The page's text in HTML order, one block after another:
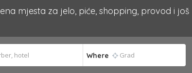
mjesta za jelo, piće, shopping, provod i još
Where